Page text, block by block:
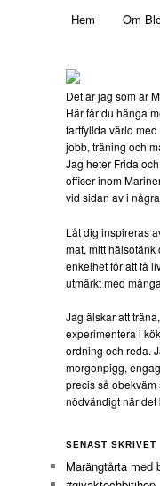
Skip to
Hem Om
Det är jag som är
Här får du hänga
fartfyllda värld
jobb, träning och
Jag heter Frida
officer inom
vid sidan av i
Låt dig inspireras
mat, mitt hälsotänk
enkelhet för att få
utmärkt med
Jag älskar att
experimentera i
ordning och reda.
morgonpigg,
precis så obekväm
nödvändigt när det
SENAST SKRIVET
Marängtårta med